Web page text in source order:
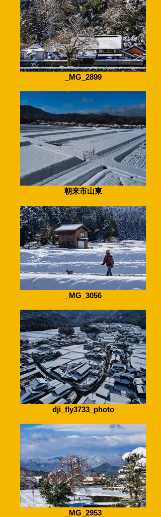
_MG_2899
朝来市山東
_MG_3056
dji_fly3733_photo
_MG_2953